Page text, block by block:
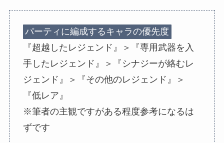
パーティに編成するキャラの優先度
『超越したレジェンド』＞『専用武器を入
手したレジェンド』＞『シナジーが絡むレ
ジェンド』＞『その他のレジェンド』＞
『低レア』
※筆者の主観ですがある程度参考になるは
ずです